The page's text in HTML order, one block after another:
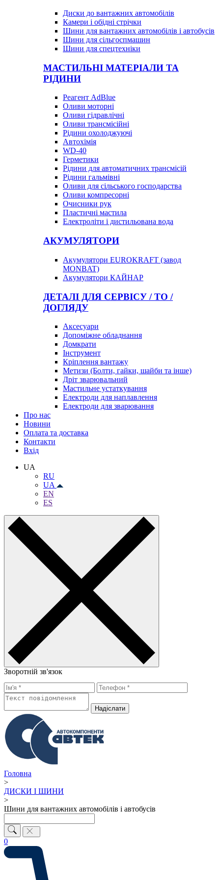
Диски до вантажних автомобілів
Камери і обідні стрічки
Шини для вантажних автомобілів і автобусів
Шини для сільгоспмашин
Шини для спецтехніки
МАСТИЛЬНІ МАТЕРІАЛИ ТА
РІДИНИ
Реагент AdBlue
Оливи моторні
Оливи гідравлічні
Оливи трансмісійні
Рідини охолоджуючі
Автохімія
WD-40
Герметики
Рідини для автоматичних трансмісій
Рідини гальмівні
Оливи для сільського господарства
Оливи компресорні
Очисники рук
Пластичні мастила
Електроліти і дистильована вода
АКУМУЛЯТОРИ
Акумулятори EUROKRAFT (завод
MONBAT)
Акумулятори КАЙНАР
ДЕТАЛІ ДЛЯ СЕРВІСУ / ТО /
ДОГЛЯДУ
Аксесуари
Допоміжне обладнання
Домкрати
Інструмент
Кріплення вантажу
Метизи (Болти, гайки, шайби та інше)
Дріт зварювальний
Мастильне устаткування
Електроди для наплавлення
Електроди для зварювання
Про нас
Новини
Оплата та доставка
Контакти
Вхiд
UA
RU
UA
EN
ES
Зворотній зв'язок
Надiслати
Головна
>
ДИСКИ І ШИНИ
>
Шини для вантажних автомобілів і автобусів
0